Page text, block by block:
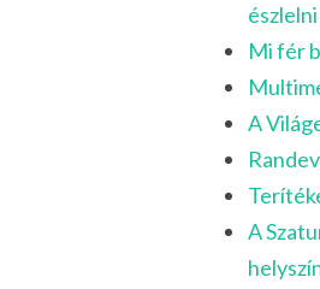
Mi fér
A
A